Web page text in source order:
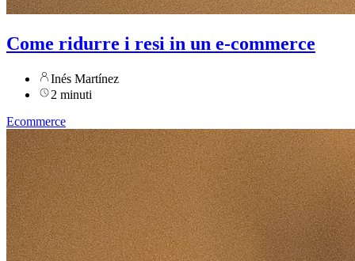
Come ridurre i resi in un e-commerce
Inés Martínez
2 minuti
Ecommerce